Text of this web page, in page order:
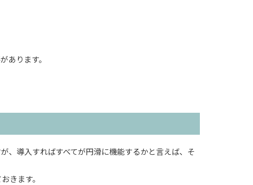
あります。
、導入すればすべてが円滑に機能するかと言えば、そ
きます。